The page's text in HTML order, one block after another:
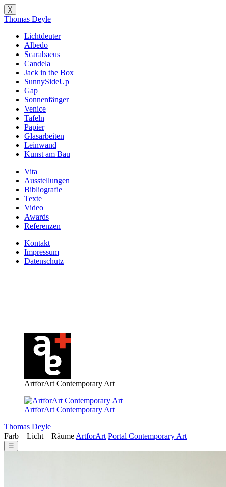
╳
Thomas Deyle
Lichtdeuter
Albedo
Scarabaeus
Candela
Jack in the Box
SunnySideUp
Gap
Sonnenfänger
Venice
Tafeln
Papier
Glasarbeiten
Leinwand
Kunst am Bau
Vita
Ausstellungen
Bibliografie
Texte
Video
Awards
Referenzen
Kontakt
Impressum
Datenschutz
ArtforArt Contemporary Art
ArtforArt Contemporary Art
Thomas Deyle
Farb – Licht – Räume ArtforArt Portal Contemporary Art
☰